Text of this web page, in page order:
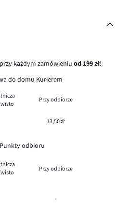
przy każdym zamówieniu od 199 zł!
do domu Kurierem
Przy odbiorze
13,50 zł
Punkty odbioru
Przy odbiorze
-